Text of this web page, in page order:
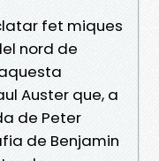
fet miques
nord de
Auster que, a
de Peter
de Benjamin